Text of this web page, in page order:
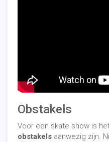
Obstakels
Voor een skate show is
obstakels aanwezig zijn.